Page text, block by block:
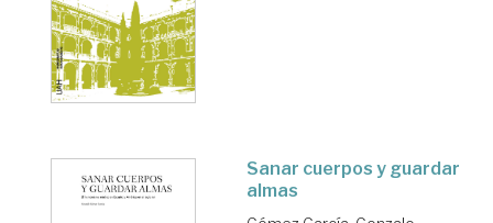
Sanar cuerpos y guardar
almas